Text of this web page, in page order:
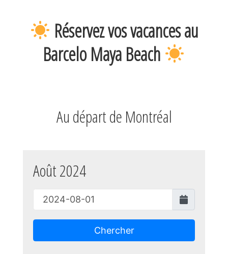
Réservez vos vacances au
Barcelo Maya Beach
Au départ de Montréal
Août 2024
Chercher